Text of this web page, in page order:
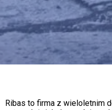
Ribas to firma z wieloletnim